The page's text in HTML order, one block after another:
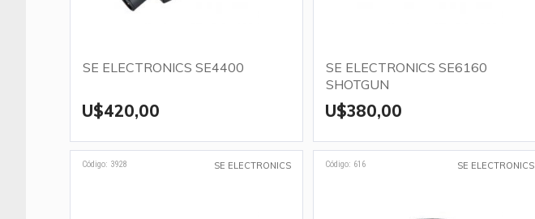
SE ELECTRONICS SE4400
U$420,00
SE ELECTRONICS SE6160
SHOTGUN
U$380,00
Código: 3928 SE ELECTRONICS Código: 616 SE ELECTRONICS